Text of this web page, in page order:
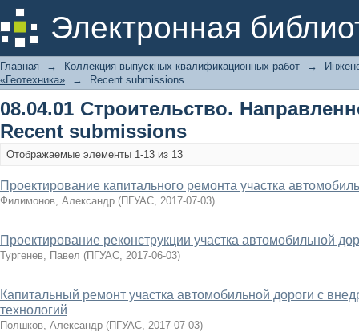
Электронная
Recently added
Главная → Коллекция выпускных квалификационных работ →
«Геотехника»
→ Recent submissions
08.04.01 Строительство.
Recent submissions
Отображаемые элементы 1-13 из 13
Проектирование капитального ремонта участка
Филимонов, Александр (ПГУАС, 2017-07-03)
Проектирование реконструкции участка автомобильной
Тургенев, Павел (ПГУАС, 2017-06-03)
Капитальный ремонт участка автомобильной дороги с
технологий
Полшков, Александр (ПГУАС, 2017-07-03)